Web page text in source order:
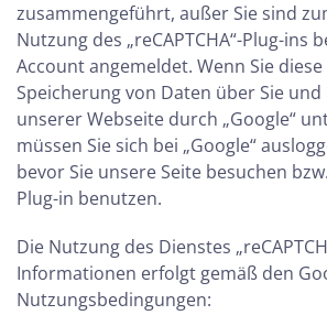
zusammengeführt, außer Sie sind
Nutzung des „reCAPTCHA“-Plug-ins
Account angemeldet. Wenn Sie
Speicherung von Daten über Sie
unserer Webseite durch „Google“
müssen Sie sich bei „Google“
bevor Sie unsere Seite besuchen
Plug-in benutzen.
Die Nutzung des Dienstes
Informationen erfolgt gemäß den
Nutzungsbedingungen: